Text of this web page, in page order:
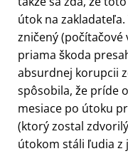
útok na
zničený (počítačové
priama škoda
absurdnej korupcii
spôsobila, že príde
mesiace po útoku
(ktorý zostal
útokom stáli ľudia z